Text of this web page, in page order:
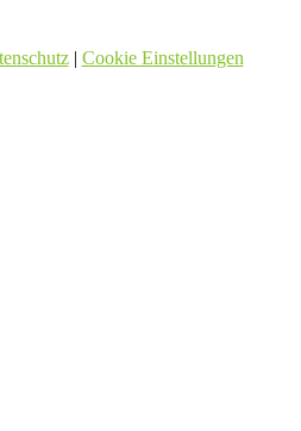
| Cookie Einstellungen